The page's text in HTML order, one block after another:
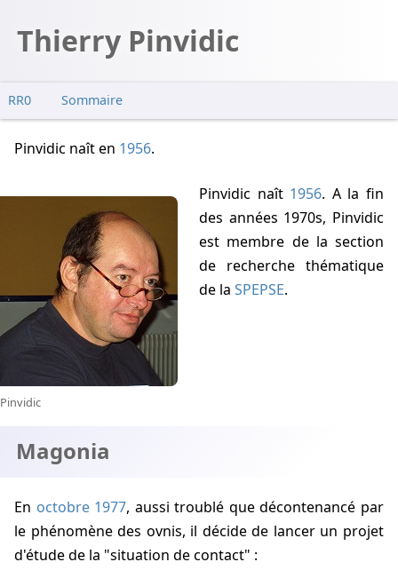
Thierry Pinvidic
RR0 Sommaire
Magonia
GEPAN
Pinvidic naîten 1956.
Pinvidic
Pinvidic naît 1956. A la fin
des années 1970s, Pinvidic
est membre de la section
de recherche thématique
de la SPEPSE.
Magonia
En octobre 1977, aussi troublé que décontenancé par
le phénomène des ovnis, il décide de lancer un projet
d'étude de la "situation de contact" :